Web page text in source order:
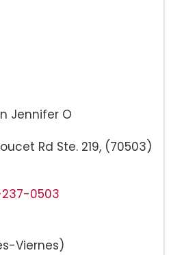
Jennifer O
Rd Ste. 219, (70503)
237-0503
Viernes)